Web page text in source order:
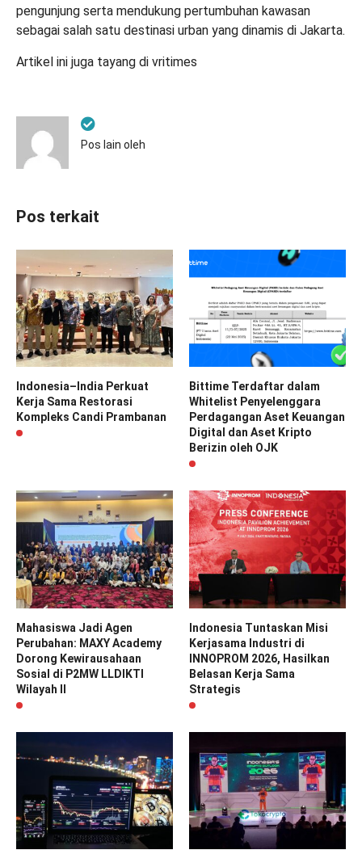
pengunjung serta mendukung pertumbuhan kawasan
sebagai salah satu destinasi urban yang dinamis di Jakarta.
Artikel ini juga tayang di vritimes
Pos lain oleh
Pos terkait
Indonesia–India Perkuat
Kerja Sama Restorasi
Kompleks Candi Prambanan
Bittime Terdaftar dalam
Whitelist Penyelenggara
Perdagangan Aset Keuangan
Digital dan Aset Kripto
Berizin oleh OJK
Mahasiswa Jadi Agen
Perubahan: MAXY Academy
Dorong Kewirausahaan
Sosial di P2MW LLDIKTI
Wilayah II
Indonesia Tuntaskan Misi
Kerjasama Industri di
INNOPROM 2026, Hasilkan
Belasan Kerja Sama
Strategis